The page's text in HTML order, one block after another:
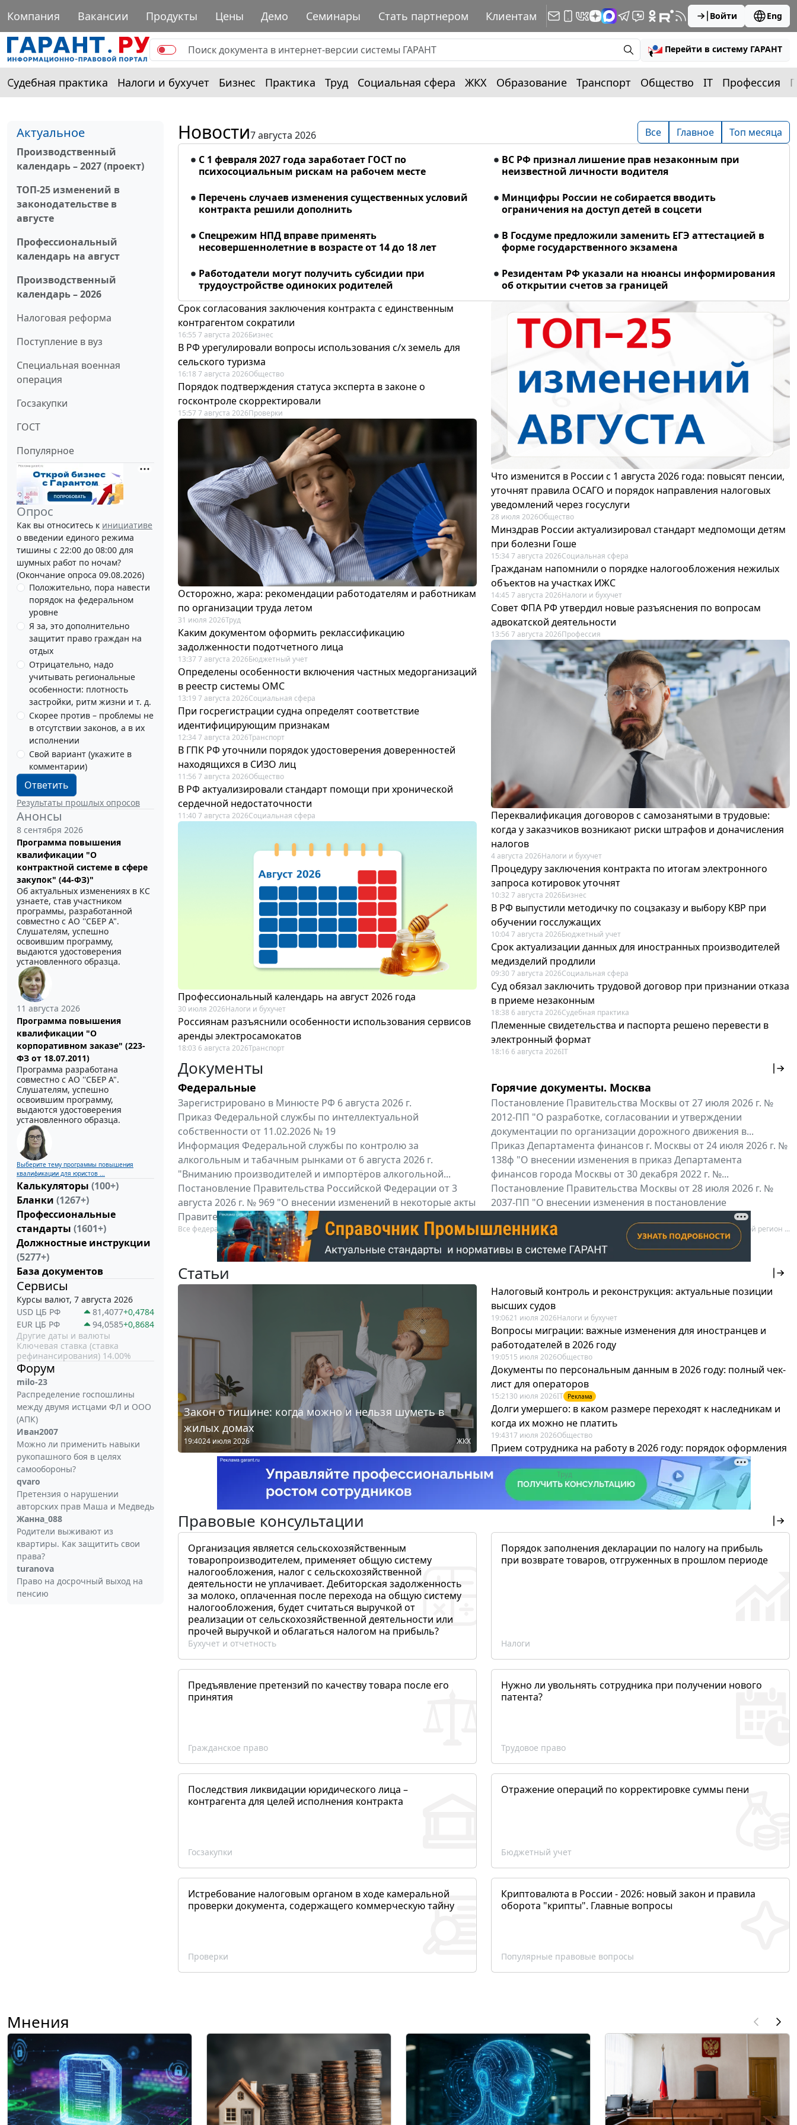
Компания Вакансии Продукты Цены Демо Семинары Стать партнером Клиентам Войти Eng
Перейти в систему ГАРАНТ
Судебная практика Налоги и бухучет Бизнес Практика Труд Социальная сфера ЖКХ Образование Транспорт Общество IT Профессия
Актуальное
Производственный
календарь – 2027 (проект)
ТОП-25 изменений в
законодательстве в
августе
Профессиональный
календарь на август
Производственный
календарь – 2026
Налоговая реформа
Поступление в вуз
Специальная военная
операция
Госзакупки
ГОСТ
Популярное
Опрос
Как вы относитесь к инициативе
о введении единого режима
тишины с 22:00 до 08:00 для
шумных работ по ночам?
(Окончание опроса 09.08.2026)
Положительно, пора навести
порядок на федеральном
уровне
Я за, это дополнительно
защитит право граждан на
отдых
Отрицательно, надо
учитывать региональные
особенности: плотность
застройки, ритм жизни и т. д.
Скорее против – проблемы не
в отсутствии законов, а в их
исполнении
Свой вариант (укажите в
комментарии)
Ответить
Результаты прошлых опросов
Анонсы
8 сентября 2026
Программа повышения
квалификации "О
контрактной системе в сфере
закупок" (44-ФЗ)"
Об актуальных изменениях в КС
узнаете, став участником
программы, разработанной
совместно с АО ''СБЕР А".
Слушателям, успешно
освоившим программу,
выдаются удостоверения
установленного образца.
11 августа 2026
Программа повышения
квалификации "О
корпоративном заказе" (223-
ФЗ от 18.07.2011)
Программа разработана
совместно с АО ''СБЕР А".
Слушателям, успешно
освоившим программу,
выдаются удостоверения
установленного образца.
Выберите тему программы повышения
квалификации для юристов ...
Калькуляторы (100+)
Бланки (1267+)
Профессиональные
стандарты (1601+)
Должностные инструкции
(5277+)
База документов
Сервисы
Курсы валют, 7 августа 2026
USD ЦБ РФ
81,4077+0,4784
EUR ЦБ РФ
94,0585+0,8684
Другие даты и валюты
Ключевая ставка (ставка
рефинансирования) 14.00%
Форум
milo-23
Распределение госпошлины
между двумя истцами ФЛ и ООО
(АПК)
Иван2007
Можно ли применить навыки
рукопашного боя в целях
самообороны?
qvaro
Претензия о нарушении
авторских прав Маша и Медведь
Жанна_088
Родители выживают из
квартиры. Как защитить свои
права?
turanova
Право на досрочный выход на
пенсию
Новости7 августа 2026 Все Главное Топ месяца
С 1 февраля 2027 года заработает ГОСТ по
психосоциальным рискам на рабочем месте
ВС РФ признал лишение прав незаконным при
неизвестной личности водителя
Перечень случаев изменения существенных условий
контракта решили дополнить
Минцифры России не собирается вводить
ограничения на доступ детей в соцсети
Спецрежим НПД вправе применять
несовершеннолетние в возрасте от 14 до 18 лет
В Госдуме предложили заменить ЕГЭ аттестацией в
форме государственного экзамена
Работодатели могут получить субсидии при
трудоустройстве одиноких родителей
Резидентам РФ указали на нюансы информирования
об открытии счетов за границей
Срок согласования заключения контракта с единственным
контрагентом сократили
16:55 7 августа 2026Бизнес
В РФ урегулировали вопросы использования с/х земель для
сельского туризма
16:18 7 августа 2026Общество
Порядок подтверждения статуса эксперта в законе о
госконтроле скорректировали
15:57 7 августа 2026Проверки
Осторожно, жара: рекомендации работодателям и работникам
по организации труда летом
31 июля 2026Труд
Каким документом оформить реклассификацию
задолженности подотчетного лица
13:37 7 августа 2026Бюджетный учет
Определены особенности включения частных медорганизаций
в реестр системы ОМС
13:19 7 августа 2026Социальная сфера
При госрегистрации судна определят соответствие
идентифицирующим признакам
12:34 7 августа 2026Транспорт
В ГПК РФ уточнили порядок удостоверения доверенностей
находящихся в СИЗО лиц
11:56 7 августа 2026Общество
В РФ актуализировали стандарт помощи при хронической
сердечной недостаточности
11:40 7 августа 2026Социальная сфера
Профессиональный календарь на август 2026 года
30 июля 2026Налоги и бухучет
Россиянам разъяснили особенности использования сервисов
аренды электросамокатов
18:03 6 августа 2026Транспорт
Что изменится в России с 1 августа 2026 года: повысят пенсии,
уточнят правила ОСАГО и порядок направления налоговых
уведомлений через госуслуги
28 июля 2026Общество
Минздрав России актуализировал стандарт медпомощи детям
при болезни Гоше
15:34 7 августа 2026Социальная сфера
Гражданам напомнили о порядке налогообложения нежилых
объектов на участках ИЖС
14:45 7 августа 2026Налоги и бухучет
Совет ФПА РФ утвердил новые разъяснения по вопросам
адвокатской деятельности
13:56 7 августа 2026Профессия
Переквалификация договоров с самозанятыми в трудовые:
когда у заказчиков возникают риски штрафов и доначисления
налогов
4 августа 2026Налоги и бухучет
Процедуру заключения контракта по итогам электронного
запроса котировок уточнят
10:32 7 августа 2026Бизнес
В РФ выпустили методичку по соцзаказу и выбору КВР при
обучении госслужащих
10:04 7 августа 2026Бюджетный учет
Срок актуализации данных для иностранных производителей
медизделий продлили
09:30 7 августа 2026Социальная сфера
Суд обязал заключить трудовой договор при признании отказа
в приеме незаконным
18:38 6 августа 2026Судебная практика
Племенные свидетельства и паспорта решено перевести в
электронный формат
18:16 6 августа 2026IT
Документы
Федеральные
Зарегистрировано в Минюсте РФ 6 августа 2026 г.
Приказ Федеральной службы по интеллектуальной
собственности от 11.02.2026 № 19
Информация Федеральной службы по контролю за
алкогольным и табачным рынками от 6 августа 2026 г.
"Вниманию производителей и импортёров алкогольной...
Постановление Правительства Российской Федерации от 3
августа 2026 г. № 969 "О внесении изменений в некоторые акты
Правительства Российской Федерации"
Все федеральные документы
Горячие документы. Москва
Постановление Правительства Москвы от 27 июля 2026 г. №
2012-ПП "О разработке, согласовании и утверждении
документации по организации дорожного движения в...
Приказ Департамента финансов г. Москвы от 24 июля 2026 г. №
138ф "О внесении изменения в приказ Департамента
финансов города Москвы от 30 декабря 2022 г. №...
Постановление Правительства Москвы от 28 июля 2026 г. №
2037-ПП "О внесении изменения в постановление
Правительства Москвы от 26 июля 2011 г. № 334-ПП"
Все региональные документы Мой регион ...
Статьи
Закон о тишине: когда можно и нельзя шуметь в
жилых домах
19:4024 июля 2026 ЖКХ
Налоговый контроль и реконструкция: актуальные позиции
высших судов
19:0621 июля 2026Налоги и бухучет
Вопросы миграции: важные изменения для иностранцев и
работодателей в 2026 году
19:0515 июля 2026Общество
Документы по персональным данным в 2026 году: полный чек-
лист для операторов
15:21 30 июля 2026IT Реклама
Долги умершего: в каком размере переходят к наследникам и
когда их можно не платить
19:4317 июля 2026Общество
Прием сотрудника на работу в 2026 году: порядок оформления
12:2822 июля 2026 Труд
Правовые консультации
Организация является сельскохозяйственным
товаропроизводителем, применяет общую систему
налогообложения, налог с сельскохозяйственной
деятельности не уплачивает. Дебиторская задолженность
за молоко, оплаченная после перехода на общую систему
налогообложения, будет считаться выручкой от
реализации от сельскохозяйственной деятельности или
прочей выручкой и облагаться налогом на прибыль?
Бухучет и отчетность
Порядок заполнения декларации по налогу на прибыль
при возврате товаров, отгруженных в прошлом периоде
Налоги
Предъявление претензий по качеству товара после его
принятия
Гражданское право
Нужно ли увольнять сотрудника при получении нового
патента?
Трудовое право
Последствия ликвидации юридического лица –
контрагента для целей исполнения контракта
Госзакупки
Отражение операций по корректировке суммы пени
Бюджетный учет
Истребование налоговым органом в ходе камеральной
проверки документа, содержащего коммерческую тайну
Проверки
Криптовалюта в России - 2026: новый закон и правила
оборота "крипты". Главные вопросы
Популярные правовые вопросы
Мнения